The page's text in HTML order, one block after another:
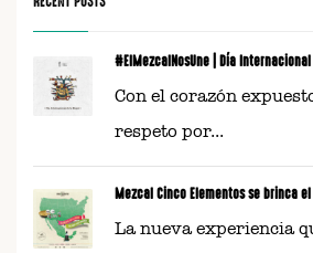
#ElMezcalNosUne | Día
Con el corazón
respeto por...
Mezcal Cinco Elementos se brinca
La nueva experiencia